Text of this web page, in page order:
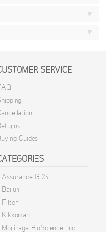
SERVICE
Guides
Assurance GDS
Bailun
Filter
Kikkoman
Morinaga BioScience, Inc